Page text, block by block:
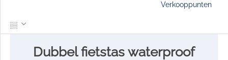
Verkooppunten
Dubbel fietstas waterproof